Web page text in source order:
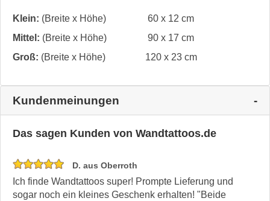
Klein: (Breite x Höhe)
60 x 12 cm
Mittel: (Breite x Höhe)
90 x 17 cm
Groß: (Breite x Höhe) 120 x 23 cm
Kundenmeinungen
Das sagen Kunden von Wandtattoos.de
D. aus Oberroth
Ich finde Wandtattoos super! Prompte Lieferung und
sogar noch ein kleines Geschenk erhalten! "Beide